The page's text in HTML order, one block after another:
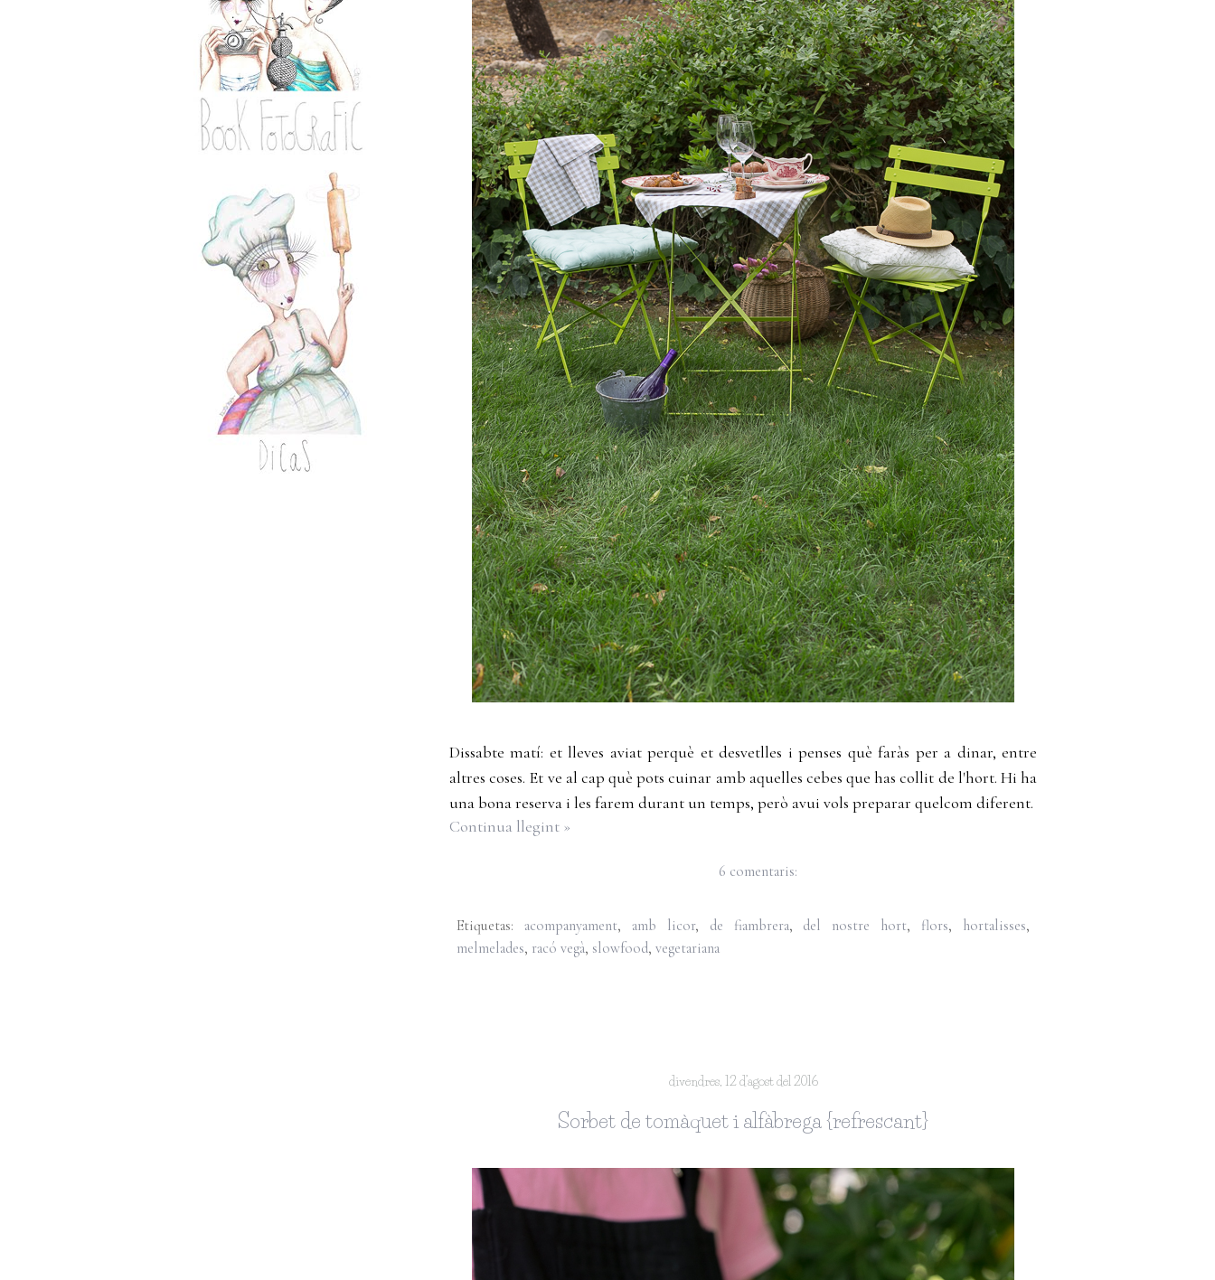
Dissabte matí: et lleves aviat perquè et desvetlles i penses què faràs per a dinar, entre
altres coses. Et ve al cap què pots cuinar amb aquelles cebes que has collit de l'hort. Hi ha
una bona reserva i les farem durant un temps, però avui vols preparar quelcom diferent.
Continua llegint »
6 comentaris:
Etiquetas: acompanyament, amb licor, de fiambrera, del nostre hort, flors, hortalisses,
melmelades, racó vegà, slowfood, vegetariana
divendres, 12 d’agost del 2016
Sorbet de tomàquet i alfàbrega {refrescant}